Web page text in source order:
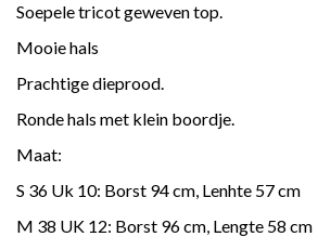
Soepele tricot geweven top.
Mooie hals
Prachtige dieprood.
Ronde hals met klein boordje.
Maat:
S 36 Uk 10: Borst 94 cm, Lenhte 57 cm
M 38 UK 12: Borst 96 cm, Lengte 58 cm